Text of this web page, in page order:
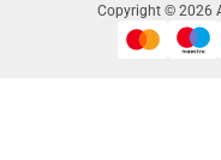
Copyright © 2026